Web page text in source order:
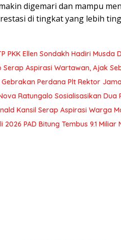
digemari dan mampu
di tingkat yang lebih
PKK Ellen Sondakh Hadiri Musda
Serap Aspirasi Wartawan, Ajak
Gebrakan Perdana Plt Rektor
Ratungalo Sosialisasikan
Kansil Serap Aspirasi Warga
PAD Bitung Tembus 9.1